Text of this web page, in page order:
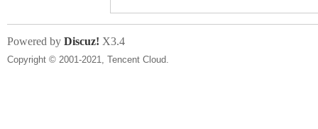
Powered by Discuz! X3.4
Copyright © 2001-2021, Tencent Cloud.